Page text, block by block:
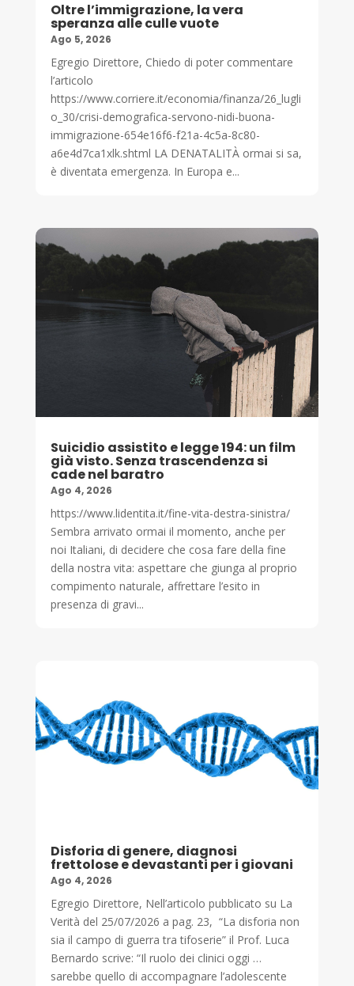
Oltre l’immigrazione, la vera
speranza alle culle vuote
Ago 5, 2026
Egregio Direttore, Chiedo di poter commentare
l’articolo
https://www.corriere.it/economia/finanza/26_lugli
o_30/crisi-demografica-servono-nidi-buona-
immigrazione-654e16f6-f21a-4c5a-8c80-
a6e4d7ca1xlk.shtml LA DENATALITÀ ormai si sa,
è diventata emergenza. In Europa e...
Suicidio assistito e legge 194: un film
già visto. Senza trascendenza si
cade nel baratro
Ago 4, 2026
https://www.lidentita.it/fine-vita-destra-sinistra/
Sembra arrivato ormai il momento, anche per
noi Italiani, di decidere che cosa fare della fine
della nostra vita: aspettare che giunga al proprio
compimento naturale, affrettare l’esito in
presenza di gravi...
Disforia di genere, diagnosi
frettolose e devastanti per i giovani
Ago 4, 2026
Egregio Direttore, Nell’articolo pubblicato su La
Verità del 25/07/2026 a pag. 23, “La disforia non
sia il campo di guerra tra tifoserie” il Prof. Luca
Bernardo scrive: “Il ruolo dei clinici oggi …
sarebbe quello di accompagnare l’adolescente